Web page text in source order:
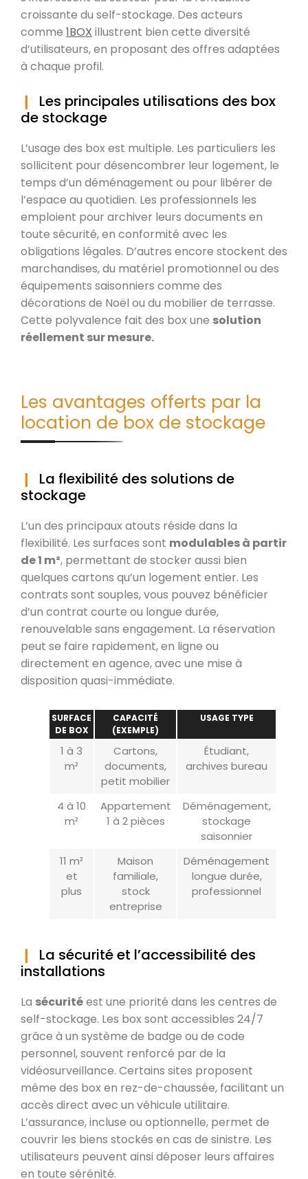
croissante du self-stockage. Des acteurs
comme 1BOX illustrent bien cette diversité
d’utilisateurs, en proposant des offres adaptées
à chaque profil.
Les principales utilisations des box
de stockage
L’usage des box est multiple. Les particuliers les
sollicitent pour désencombrer leur logement, le
temps d’un déménagement ou pour libérer de
l’espace au quotidien. Les professionnels les
emploient pour archiver leurs documents en
toute sécurité, en conformité avec les
obligations légales. D’autres encore stockent des
marchandises, du matériel promotionnel ou des
équipements saisonniers comme des
décorations de Noël ou du mobilier de terrasse.
Cette polyvalence fait des box une solution
réellement sur mesure.
Les avantages offerts par la
location de box de stockage
La flexibilité des solutions de
stockage
L’un des principaux atouts réside dans la
flexibilité. Les surfaces sont modulables à partir
de 1 m², permettant de stocker aussi bien
quelques cartons qu’un logement entier. Les
contrats sont souples, vous pouvez bénéficier
d’un contrat courte ou longue durée,
renouvelable sans engagement. La réservation
peut se faire rapidement, en ligne ou
directement en agence, avec une mise à
disposition quasi-immédiate.
SURFACE
DE BOX
CAPACITÉ
(EXEMPLE)
USAGE TYPE
1 à 3
m²
Cartons,
documents,
petit mobilier
Étudiant,
archives bureau
4 à 10
m²
Appartement
1 à 2 pièces
Déménagement,
stockage
saisonnier
11 m²
et
plus
Maison
familiale,
stock
entreprise
Déménagement
longue durée,
professionnel
La sécurité et l’accessibilité des
installations
La sécuritéest une priorité dans les centres de
self-stockage. Les box sont accessibles 24/7
grâce à un système de badge ou de code
personnel, souvent renforcé par de la
vidéosurveillance. Certains sites proposent
même des box en rez-de-chaussée, facilitant un
accès direct avec un véhicule utilitaire.
L’assurance, incluse ou optionnelle, permet de
couvrir les biens stockés en cas de sinistre. Les
utilisateurs peuvent ainsi déposer leurs affaires
en toute sérénité.